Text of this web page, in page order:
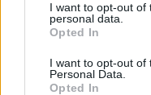
I want to opt-out of
personal data.
Opted In
I want to opt-out of
Personal Data.
Opted In